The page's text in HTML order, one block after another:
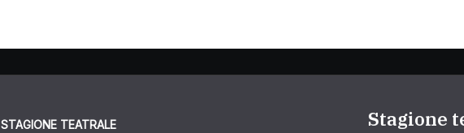
STAGIONE TEATRALE Stagione